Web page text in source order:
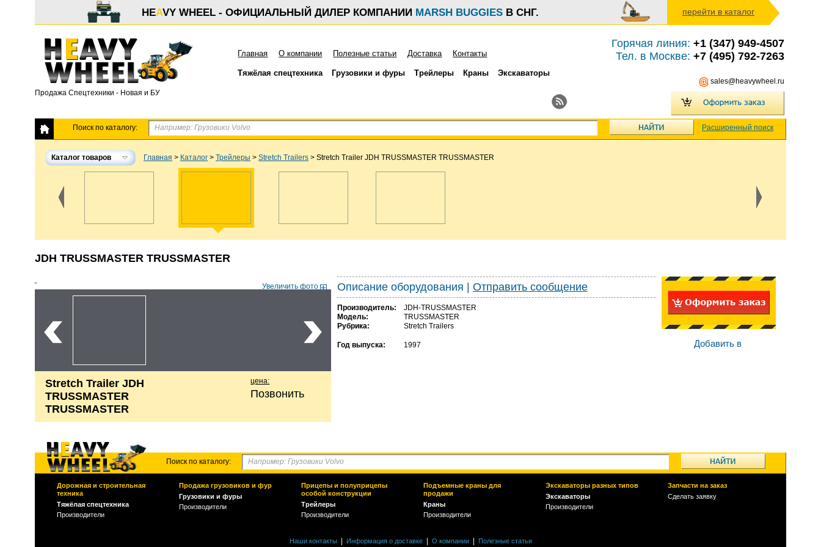
HEAVY WHEEL - ОФИЦИАЛЬНЫЙ ДИЛЕР КОМПАНИИ MARSH BUGGIES В СНГ. перейти в каталог
Продажа Спецтехники - Новая и БУ
Главная О компании Полезные статьи Доставка Контакты
Тяжёлая спецтехника Грузовики и фуры Трейлеры Краны Экскаваторы
Горячая линия: +1 (347) 949-4507
Тел. в Москве: +7 (495) 792-7263
sales@heavywheel.ru
Поиск по каталогу: Расширенный поиск
Каталог товаров Главная > Каталог > Трейлеры > Stretch Trailers > Stretch Trailer JDH TRUSSMASTER TRUSSMASTER
JDH TRUSSMASTER TRUSSMASTER
Увеличить фото
Stretch Trailer JDH
TRUSSMASTER
TRUSSMASTER
цена:
Позвонить
Описание оборудования Отправить сообщение
Производитель:
JDH-TRUSSMASTER
Модель:
TRUSSMASTER
Рубрика:
Stretch Trailers
Год выпуска: 1997 Добавить в
Поиск по каталогу:
Дорожная и строительная
техника
Тяжёлая спецтехника
Производители
Продажа грузовиков и фур
Грузовики и фуры
Производители
Прицепы и полуприцепы
особой конструкции
Трейлеры
Производители
Подъемные краны для
продажи
Краны
Производители
Экскаваторы разных типов
Экскаваторы
Производители
Запчасти на заказ
Сделать заявку
Наши контакты Информация о доставке О компании Полезные статьи